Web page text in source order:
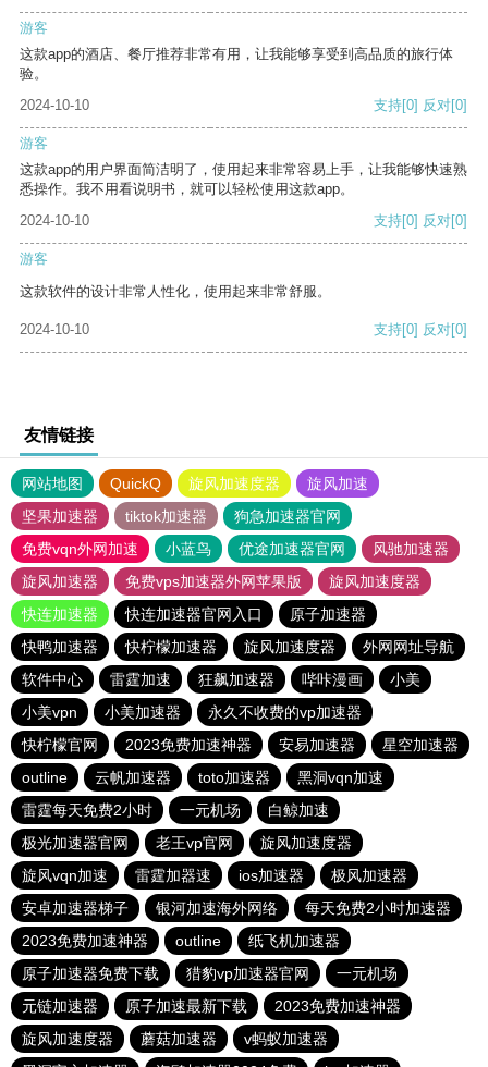
游客
这款app的酒店、餐厅推荐非常有用，让我能够享受到高品质的旅行体
验。
2024-10-10
支持[0] 反对[0]
游客
这款app的用户界面简洁明了，使用起来非常容易上手，让我能够快速熟
悉操作。我不用看说明书，就可以轻松使用这款app。
2024-10-10
支持[0] 反对[0]
游客
这款软件的设计非常人性化，使用起来非常舒服。
2024-10-10 支持[0] 反对[0]
友情链接
网站地图 QuickQ 旋风加速度器
旋风加速
坚果加速器
tiktok加速器
狗急加速器官网
免费vqn外网加速
小蓝鸟 优途加速器官网
风驰加速器
旋风加速器
免费vps加速器外网苹果版
旋风加速度器
快连加速器
快连加速器官网入口
原子加速器
快鸭加速器
快柠檬加速器 旋风加速度器
外网网址导航
软件中心
雷霆加速 狂飙加速器 哔咔漫画
小美
小美vpn
小美加速器
永久不收费的vp加速器
快柠檬官网
2023免费加速神器 安易加速器
星空加速器
outline
云帆加速器 toto加速器
黑洞vqn加速
雷霆每天免费2小时
一元机场
白鲸加速
极光加速器官网
老王vp官网
旋风加速度器
旋风vqn加速
雷霆加器速 ios加速器
极风加速器
安卓加速器梯子
银河加速海外网络
每天免费2小时加速器
2023免费加速神器
outline
纸飞机加速器
原子加速器免费下载
猎豹vp加速器官网
一元机场
元链加速器
原子加速最新下载
2023免费加速神器
旋风加速度器
蘑菇加速器
v蚂蚁加速器